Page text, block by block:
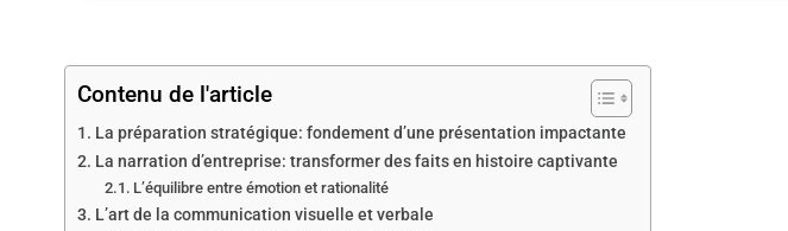
Contenu de l'article
La préparation stratégique: fondement d’une présentation impactante
La narration d’entreprise: transformer des faits en histoire captivante
L’équilibre entre émotion et rationalité
L’art de la communication visuelle et verbale